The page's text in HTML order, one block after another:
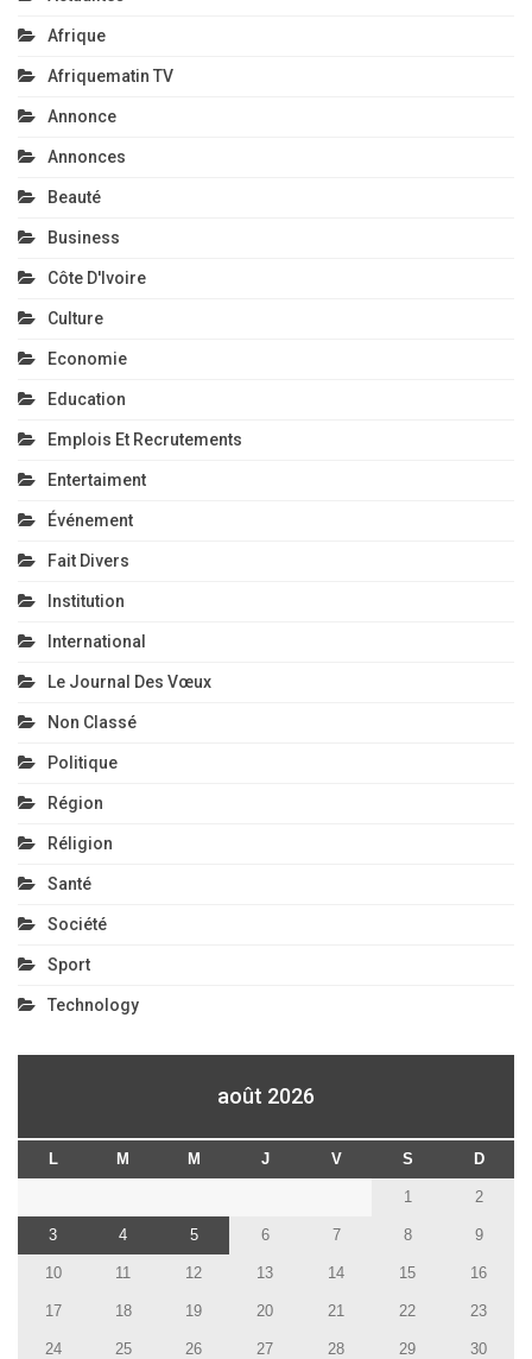
Afrique
Afriquematin TV
Annonce
Annonces
Beauté
Business
Côte D'Ivoire
Culture
Economie
Education
Emplois Et Recrutements
Entertaiment
Événement
Fait Divers
Institution
International
Le Journal Des Vœux
Non Classé
Politique
Région
Réligion
Santé
Société
Sport
Technology
août 2026
L M M J V S D
1 2
3 4 5 6 7 8 9
10 11 12 13 14 15 16
17 18 19 20 21 22 23
24 25 26 27 28 29 30